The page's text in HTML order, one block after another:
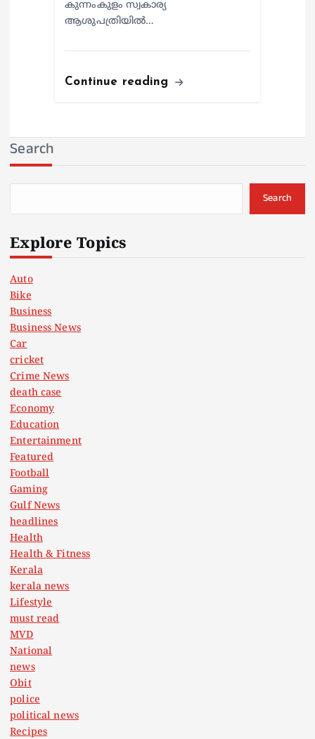
കുന്നംകുളം സ്വകാര്യ
ആശുപത്രിയില്‍…
Continue reading
Search
Search
Explore Topics
Auto
Bike
Business
Business News
Car
cricket
Crime News
death case
Economy
Education
Entertainment
Featured
Football
Gaming
Gulf News
headlines
Health
Health & Fitness
Kerala
kerala news
Lifestyle
must read
MVD
National
news
Obit
police
political news
Recipes